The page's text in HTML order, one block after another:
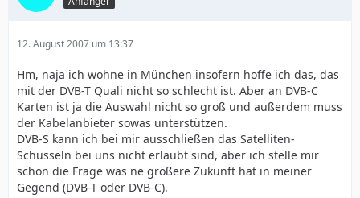
12. August 2007 um 13:37
Hm, naja ich wohne in München insofern hoffe ich das, das
mit der DVB-T Quali nicht so schlecht ist. Aber an DVB-C
Karten ist ja die Auswahl nicht so groß und außerdem muss
der Kabelanbieter sowas unterstützen.
DVB-S kann ich bei mir ausschließen das Satelliten-
Schüsseln bei uns nicht erlaubt sind, aber ich stelle mir
schon die Frage was ne größere Zukunft hat in meiner
Gegend (DVB-T oder DVB-C).